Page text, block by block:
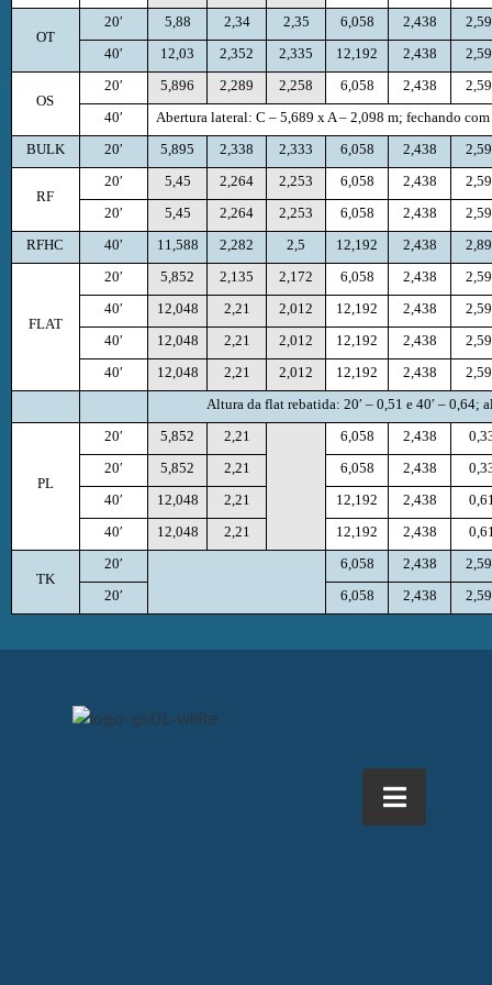
OT
20′ 5,88 2,34 2,35 6,058 2,438
40′
12,03 2,352 2,335 12,192 2,438
OS
20′ 5,896 2,289 2,258 6,058 2,438
40′
Abertura lateral: C – 5,689 x A – 2,098 m; fechando
BULK
20′ 5,895 2,338 2,333 6,058 2,438
RF
20′ 5,45 2,264 2,253 6,058 2,438
20′
5,45 2,264 2,253 6,058 2,438
RFHC
40′ 11,588 2,282 2,5 12,192 2,438
FLAT
20′ 5,852 2,135 2,172 6,058 2,438
40′
12,048 2,21 2,012 12,192 2,438
40′
12,048 2,21 2,012 12,192 2,438
40′
12,048 2,21 2,012 12,192 2,438
Altura da flat rebatida: 20′ – 0,51 e 40′ – 0,64;
PL
20′ 5,852 2,21 6,058 2,438
20′
5,852 2,21 6,058 2,438
40′
12,048 2,21 12,192 2,438
40′
12,048 2,21 12,192 2,438
TK
20′ 6,058 2,438
20′
6,058 2,438